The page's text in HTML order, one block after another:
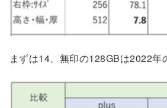
まずは14、無印の128GBは2022年